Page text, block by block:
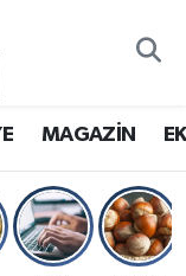
MAGAZİN